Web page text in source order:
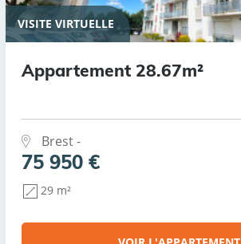
VISITE VIRTUELLE
Appartement 28.67m²
Brest -
75 950 €
29 m²